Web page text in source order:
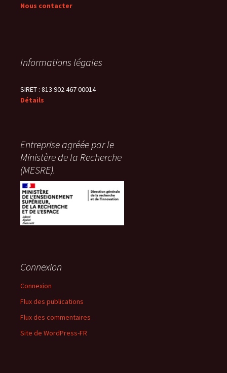
Nous contacter
Informations légales
SIRET : 813 902 467 00014
Détails
Entreprise agréée par le
Ministère de la Recherche
(MESRE).
Connexion
Connexion
Flux des publications
Flux des commentaires
Site de WordPress-FR